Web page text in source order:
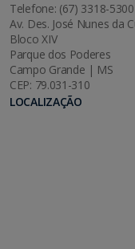
Telefone: (67) 3318-5300
Av. Des. José Nunes da
Bloco XIV
Parque dos Poderes
Campo Grande | MS
CEP: 79.031-310
LOCALIZAÇÃO